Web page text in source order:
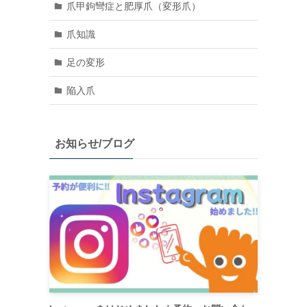
爪甲鉤彎症と肥厚爪（変形爪）
爪知識
足の変形
陥入爪
お知らせ/ブログ